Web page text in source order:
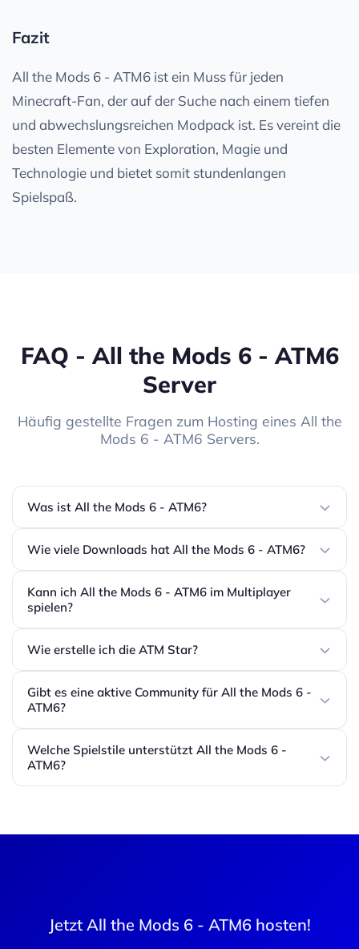
Fazit
All the Mods 6 - ATM6 ist ein Muss für jeden
Minecraft-Fan, der auf der Suche nach einem tiefen
und abwechslungsreichen Modpack ist. Es vereint die
besten Elemente von Exploration, Magie und
Technologie und bietet somit stundenlangen
Spielspaß.
FAQ - All the Mods 6 - ATM6
Server
Häufig gestellte Fragen zum Hosting eines All the
Mods 6 - ATM6 Servers.
Was ist All the Mods 6 - ATM6?
Wie viele Downloads hat All the Mods 6 - ATM6?
Kann ich All the Mods 6 - ATM6 im Multiplayer
spielen?
Wie erstelle ich die ATM Star?
Gibt es eine aktive Community für All the Mods 6 -
ATM6?
Welche Spielstile unterstützt All the Mods 6 -
ATM6?
Jetzt All the Mods 6 - ATM6 hosten!